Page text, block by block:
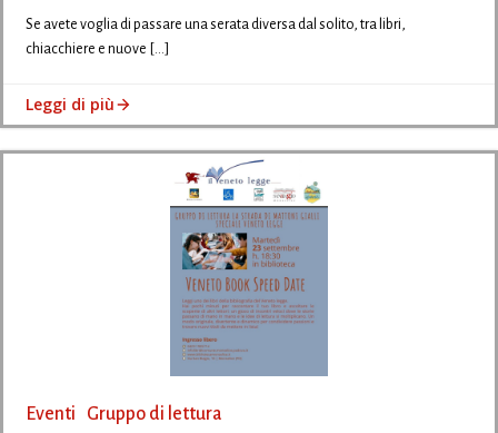
Se avete voglia di passare una serata diversa dal solito, tra libri,
chiacchiere e nuove […]
Leggi di più
Eventi Gruppo di lettura